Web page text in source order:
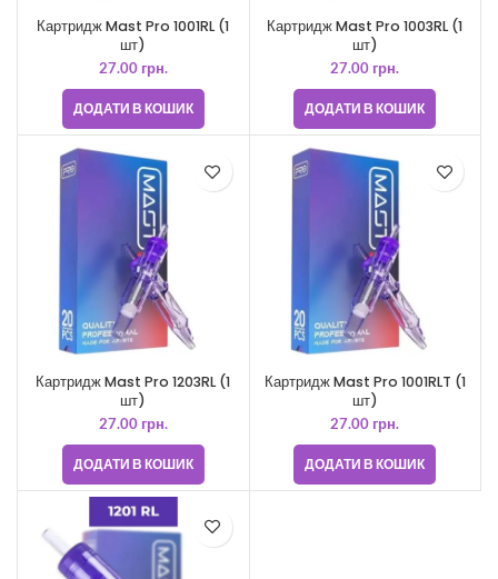
Картридж Mast Pro 1001RL (1
шт)
27.00 грн.
ДОДАТИ В КОШИК
Картридж Mast Pro 1003RL (1
шт)
27.00 грн.
ДОДАТИ В КОШИК
Картридж Mast Pro 1203RL (1
шт)
27.00 грн.
ДОДАТИ В КОШИК
Картридж Mast Pro 1001RLT (1
шт)
27.00 грн.
ДОДАТИ В КОШИК